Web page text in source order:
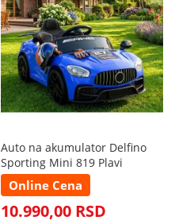
Auto na akumulator Delfino
Sporting Mini 819 Plavi
Online Cena
10.990,00 RSD